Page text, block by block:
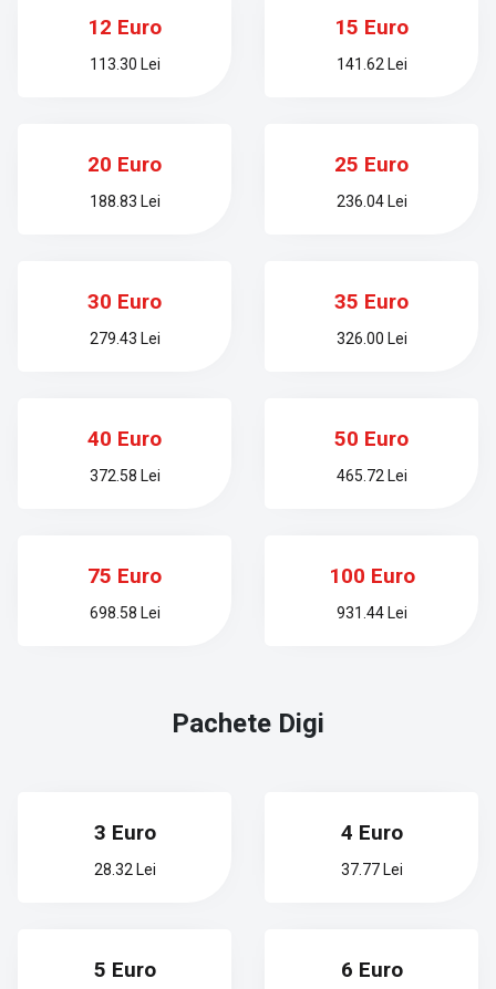
12 Euro
113.30 Lei
15 Euro
141.62 Lei
20 Euro
188.83 Lei
25 Euro
236.04 Lei
30 Euro
279.43 Lei
35 Euro
326.00 Lei
40 Euro
372.58 Lei
50 Euro
465.72 Lei
75 Euro
698.58 Lei
100 Euro
931.44 Lei
Pachete Digi
3 Euro
28.32 Lei
4 Euro
37.77 Lei
5 Euro 6 Euro